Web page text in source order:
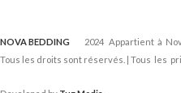
NOVA BEDDING
2024 Appartient à
Tous les droits sont réservés. | Tous les